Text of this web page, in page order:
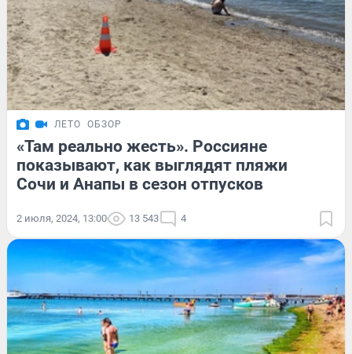
ЛЕТО ОБЗОР
«Там реально жесть». Россияне
показывают, как выглядят пляжи
Сочи и Анапы в сезон отпусков
2 июля, 2024, 13:00 13 543 4